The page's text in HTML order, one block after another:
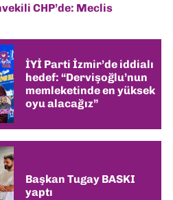
CHP’de: Meclis
İYİ Parti İzmir’de iddialı
hedef: “Dervişoğlu’nun
memleketinde en yüksek
oyu alacağız”
Başkan Tugay BASKI
yaptı